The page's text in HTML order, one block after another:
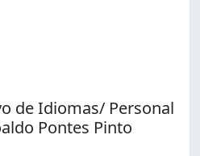
de Idiomas/ Personal
Pontes Pinto